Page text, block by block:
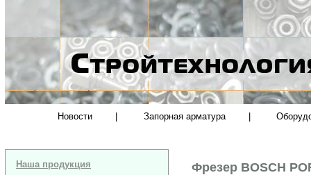
Новости Запорная арматура
Наша продукция Фрезер BOSCH